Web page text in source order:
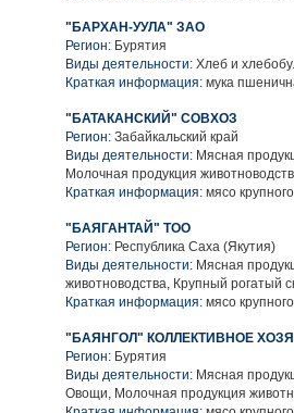
"БАРХАН-УУЛА" ЗАО
Регион: Бурятия
Виды деятельности: Хлеб и
Краткая информация: мука
"БАТАКАНСКИЙ" СОВХОЗ
Регион: Забайкальский край
Виды деятельности: Мясная
Молочная продукция
Краткая информация: мясо
"БАЯГАНТАЙ" ТОО
Регион: Республика Саха (Якутия)
Виды деятельности: Мясная
животноводства, Крупный рогатый
Краткая информация: мясо
"БАЯНГОЛ" КОЛЛЕКТИВНОЕ
Регион: Бурятия
Виды деятельности: Мясная
Овощи, Молочная продукция